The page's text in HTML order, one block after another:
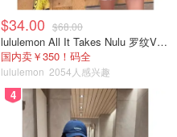
$34.00 $68.00
lululemon All It Takes Nulu 罗纹V领短袖T恤
国内卖￥350！码全
lululemon 2054人感兴趣
4